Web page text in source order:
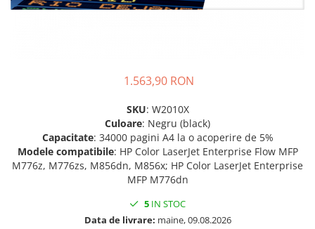
Hartie
Cartuse compatibile
Drum unit compatibile
Printare 3D
1.563,90 RON
SKU: W2010X
Culoare: Negru (black)
Capacitate: 34000 pagini A4 la o acoperire de 5%
Modele compatibile: HP Color LaserJet Enterprise Flow MFP
M776z, M776zs, M856dn, M856x; HP Color LaserJet Enterprise
MFP M776dn
5 IN STOC
Data de livrare: maine, 09.08.2026